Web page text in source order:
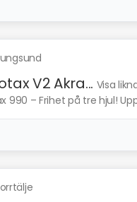
V2 Akra... Visa
990 – Frihet på tre hjul!